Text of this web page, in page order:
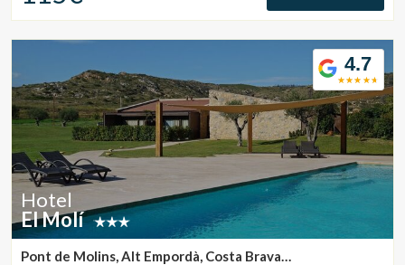
4.7
Hotel
El Molí
Pont de Molins, Alt Empordà, Costa Brava